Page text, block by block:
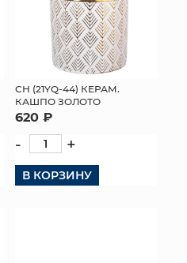
СН (21YQ-44) КЕРАМ.
КАШПО ЗОЛОТО
620 ₽
- +
В КОРЗИНУ